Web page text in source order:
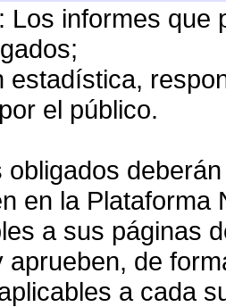
Los informes que
estadística,
el público.
obligados
en la
a sus páginas
aprueben, de
a cada